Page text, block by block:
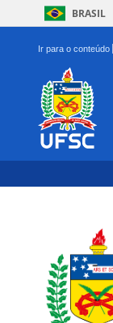
BRASIL
Ir para o conteúdo